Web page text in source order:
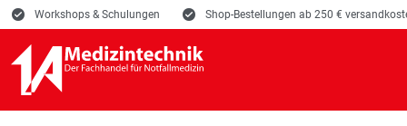
E Workshops & Schulungen E Shop-Bestellungen ab 250 €